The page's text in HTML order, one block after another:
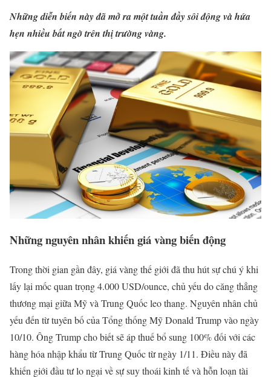
Những diễn biến này đã mở ra một tuần đầy sôi động và hứa
hẹn nhiều bất ngờ trên thị trường vàng.
Những nguyên nhân khiến giá vàng biến động
Trong thời gian gần đây, giá vàng thế giới đã thu hút sự chú ý khi
lấy lại mốc quan trọng 4.000 USD/ounce, chủ yếu do căng thẳng
thương mại giữa Mỹ và Trung Quốc leo thang. Nguyên nhân chủ
yếu đến từ tuyên bố của Tổng thống Mỹ Donald Trump vào ngày
10/10. Ông Trump cho biết sẽ áp thuế bổ sung 100% đối với các
hàng hóa nhập khẩu từ Trung Quốc từ ngày 1/11. Điều này đã
khiến giới đầu tư lo ngại về sự suy thoái kinh tế và hỗn loạn tài